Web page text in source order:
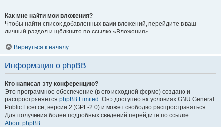
Как мне найти мои вложения?
Чтобы найти список добавленных вами вложений, перейдите в ваш
личный раздел и щёлкните по ссылке «Вложения».
Вернуться к началу
Информация о phpBB
Кто написал эту конференцию?
Это программное обеспечение (в его исходной форме) создано и
распространяется phpBB Limited . Оно доступно на условиях GNU General
Public Licence, версии 2 (GPL-2.0) и может свободно распространяться.
Для получения более подробных сведений перейдите по ссылке
About phpBB